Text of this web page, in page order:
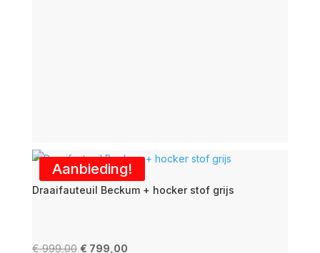
Aanbieding!
Draaifauteuil Beckum + hocker stof grijs
€999,00 Oorspronkelijke
€ 799,00Huidige